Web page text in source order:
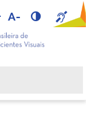
A-